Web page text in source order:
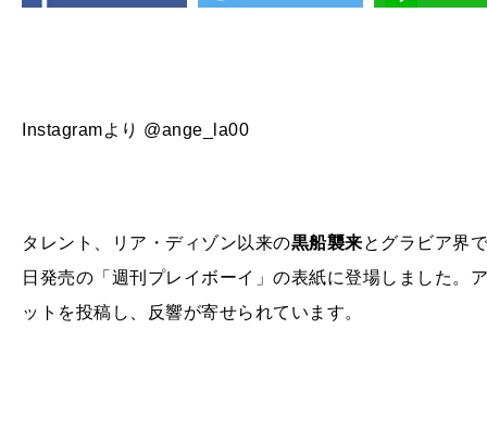
Instagramより @ange_la00
タレント、リア・ディゾン以来の黒船襲来とグラビア界
日発売の「週刊プレイボーイ」の表紙に登場しました。
ットを投稿し、反響が寄せられています。